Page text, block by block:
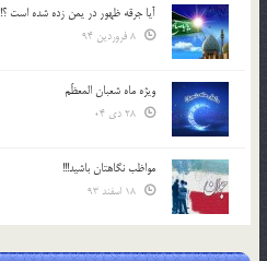
آیا جرقه ظهور در یمن زده شده است ؟!
ویژه ماه شعبان المعظّم
مواظب نگاهتان باشید!!!